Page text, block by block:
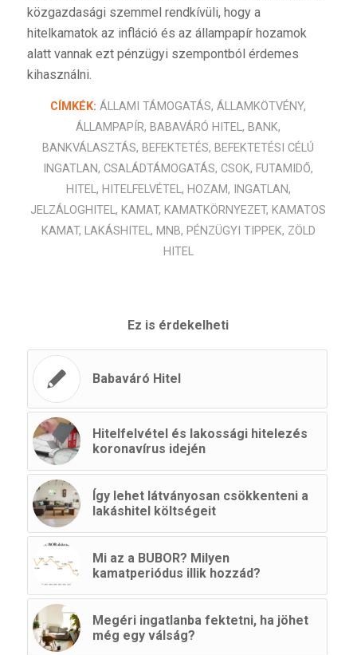
közgazdasági szemmel rendkívüli, hogy a
hitelkamatok az infláció és az állampapír hozamok
alatt vannak ezt pénzügyi szempontból érdemes
kihasználni.
CÍMKÉK: ÁLLAMI TÁMOGATÁS,ÁLLAMKÖTVÉNY,
ÁLLAMPAPÍR, BABAVÁRÓ HITEL, BANK,
BANKVÁLASZTÁS, BEFEKTETÉS, BEFEKTETÉSI CÉLÚ
INGATLAN,CSALÁDTÁMOGATÁS,CSOK, FUTAMIDŐ,
HITEL, HITELFELVÉTEL, HOZAM, INGATLAN,
JELZÁLOGHITEL, KAMAT, KAMATKÖRNYEZET, KAMATOS
KAMAT, LAKÁSHITEL, MNB, PÉNZÜGYI TIPPEK, ZÖLD
HITEL
Ez is érdekelheti
Babaváró Hitel
Hitelfelvétel és lakossági hitelezés
koronavírus idején
Így lehet látványosan csökkenteni a
lakáshitel költségeit
Mi az a BUBOR? Milyen
kamatperiódus illik hozzád?
Megéri ingatlanba fektetni, ha jöhet
még egy válság?